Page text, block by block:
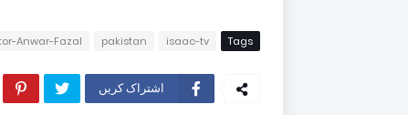
Tags
isaac-tv
pakistan
Anwar-Fazal
اشتراک کریں